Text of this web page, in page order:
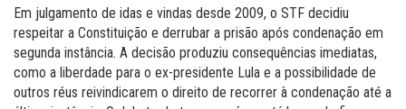
Em julgamento de idas e vindas desde 2009, o STF decidiu
respeitar a Constituição e derrubar a prisão após condenação em
segunda instância. A decisão produziu consequências imediatas,
como a liberdade para o ex-presidente Lula e a possibilidade de
outros réus reivindicarem o direito de recorrer à condenação até a